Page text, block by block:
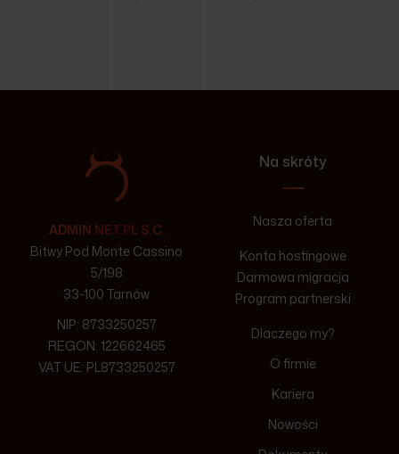
ADMIN.NET.PL S.C.
Bitwy Pod Monte Cassino
5/198
33-100 Tarnów
NIP: 8733250257
REGON: 122662465
VAT UE: PL8733250257
Na skróty
Nasza oferta
Konta hostingowe
Darmowa migracja
Program partnerski
Dlaczego my?
O firmie
Kariera
Nowości